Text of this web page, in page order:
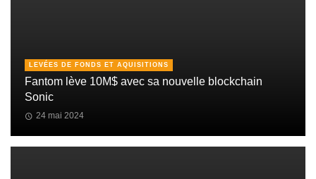
LEVÉES DE FONDS ET AQUISITIONS
Fantom lève 10M$ avec sa nouvelle blockchain
Sonic
24 mai 2024